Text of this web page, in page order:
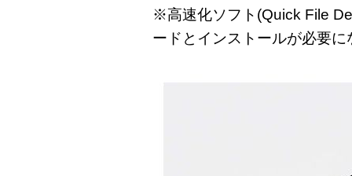
※高速化ソフト(Quick File
ードとインストールが必要に